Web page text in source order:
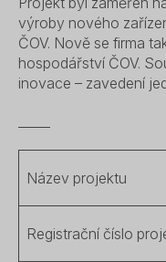
výroby nového
ČOV. Nově se firma
hospodářství ČOV.
inovace – zavedení
Název projektu
Registrační číslo